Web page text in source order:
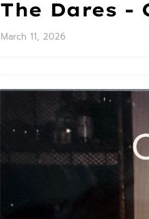
The Dares -
March 11, 2026